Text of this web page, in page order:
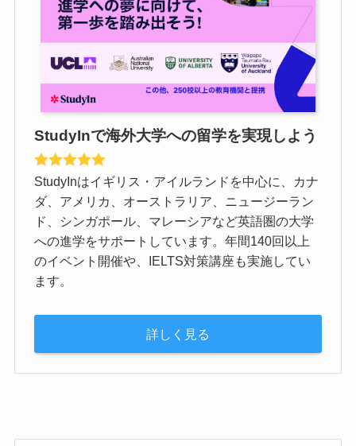
StudyInで海外大学への留学を実現しよう
StudyInはイギリス・アイルランドを中心に、カナ
ダ、アメリカ、オーストラリア、ニュージーラン
ド、シンガポール、マレーシアなど英語圏の大学
への進学をサポートしています。年間140回以上
のイベント開催や、IELTS対策講座も実施してい
ます。
詳しく見る